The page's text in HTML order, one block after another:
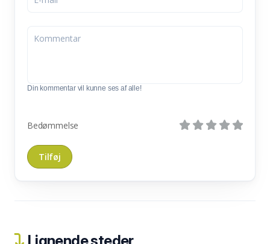
Din kommentar vil kunne ses af alle!
Bedømmelse
Lignende steder